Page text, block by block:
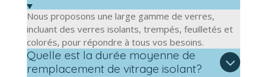
Nous proposons une large gamme de verres,
incluant des verres isolants, trempés, feuilletés et
colorés, pour répondre à tous vos besoins.
Quelle est la durée moyenne de
remplacement de vitrage isolant?